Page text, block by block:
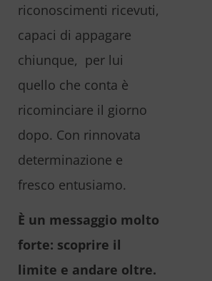
riconoscimenti ricevuti,
capaci di appagare
chiunque, per lui
quello che conta è
ricominciare il giorno
dopo. Con rinnovata
determinazione e
fresco entusiamo.
È un messaggio molto
forte: scoprire il
limite e andare oltre.